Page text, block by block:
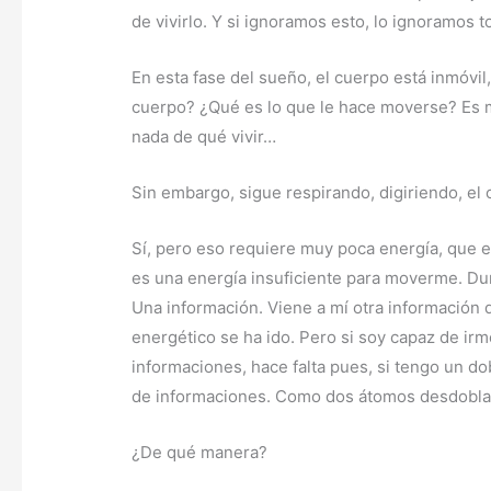
de vivirlo. Y si ignoramos esto, lo ignoramos
En esta fase del sueño, el cuerpo está
cuerpo? ¿Qué es lo que le hace moverse?
nada de qué vivir…
Sin embargo, sigue respirando, digiriendo,
Sí, pero eso requiere muy poca energía, que
es una energía insuficiente para moverme.
Una información. Viene a mí otra
energético se ha ido. Pero si soy capaz de
informaciones, hace falta pues, si tengo un
de informaciones. Como dos átomos
¿De qué manera?